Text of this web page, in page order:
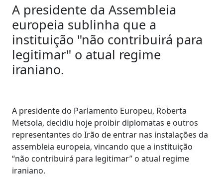
A presidente da Assembleia
europeia sublinha que a
instituição "não contribuirá para
legitimar" o atual regime
iraniano.
A presidente do Parlamento Europeu, Roberta
Metsola, decidiu hoje proibir diplomatas e outros
representantes do Irão de entrar nas instalações da
assembleia europeia, vincando que a instituição
“não contribuirá para legitimar” o atual regime
iraniano.